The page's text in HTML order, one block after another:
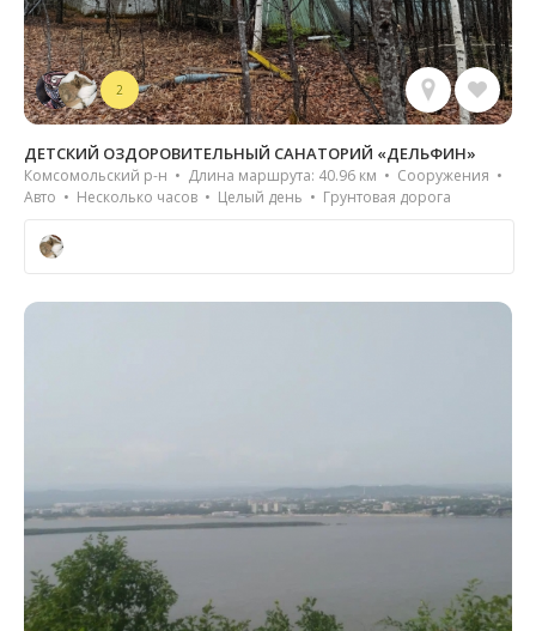
2
ДЕТСКИЙ ОЗДОРОВИТЕЛЬНЫЙ САНАТОРИЙ «ДЕЛЬФИН»
Комсомольский р-н • Длина маршрута: 40.96 км • Сооружения •
Авто • Несколько часов • Целый день • Грунтовая дорога